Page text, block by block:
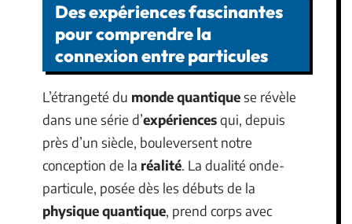
Des expériences fascinantes
pour comprendre la
connexion entre particules
L’étrangeté du monde quantiquese révèle
dans une série d’expériencesqui, depuis
près d’un siècle, bouleversent notre
conception de la réalité. La dualité onde-
particule, posée dès les débuts de la
physique quantique, prend corps avec